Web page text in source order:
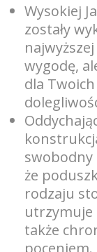
Wysokiej
zostały
wygodę,
dla
swobodny
że
rodzaju
utrzymuje
także
poceniem.